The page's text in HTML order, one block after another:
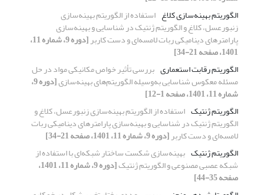
الگوریتم بهینه‌سازی کلاغ استفاده از الگوریتم بهینه‌سازی
زنبورعسل، کلاغ و الگوریتم ژنتیک در شناسایی و بهینه‌سازی
پارامترهای دینامیکی ربات لامسه‌ای و دست کاربر [دوره 9، شماره 11،
1401، صفحه 21-34]
الگوریتم رقابت استعماری بررسی تأثیر خواص مکانیکی مواد در حل
مسئله معکوس شناسایی به‌وسیله الگوریتم‌های بهینه‌سازی [دوره 9،
شماره 11، 1401، صفحه 1-12]
الگوریتم ژنتیک استفاده از الگوریتم بهینه‌سازی زنبورعسل، کلاغ و
الگوریتم ژنتیک در شناسایی و بهینه‌سازی پارامترهای دینامیکی ربات
لامسه‌ای و دست کاربر[دوره 9، شماره 11، 1401، صفحه 21-34]
الگوریتم ژنتیک بهینه‌سازی شکست ساختار شبکه‌ای با استفاده از
شبکه عصبی مصنوعی و الگوریتم ژنتیک [دوره 9، شماره 11، 1401،
صفحه 35-44]